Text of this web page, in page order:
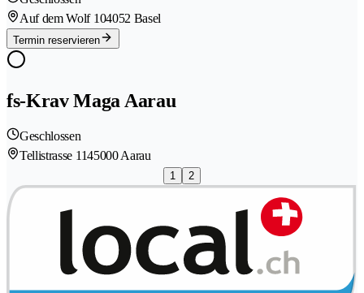
Auf dem Wolf 104052 Basel
Termin reservieren
fs-Krav Maga Aarau
Geschlossen
Tellistrasse 1145000 Aarau
1 2